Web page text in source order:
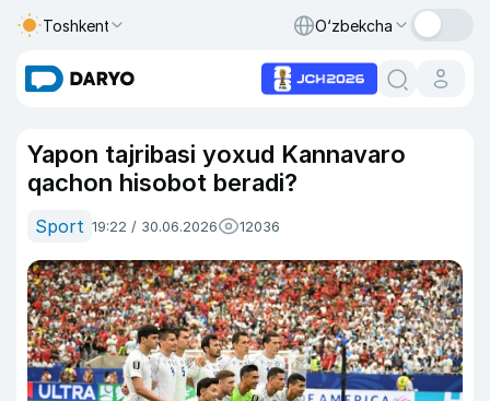
Toshkent O‘zbekcha
Yapon tajribasi yoxud Kannavaro
qachon hisobot beradi?
Sport 19:22 / 30.06.2026 12036